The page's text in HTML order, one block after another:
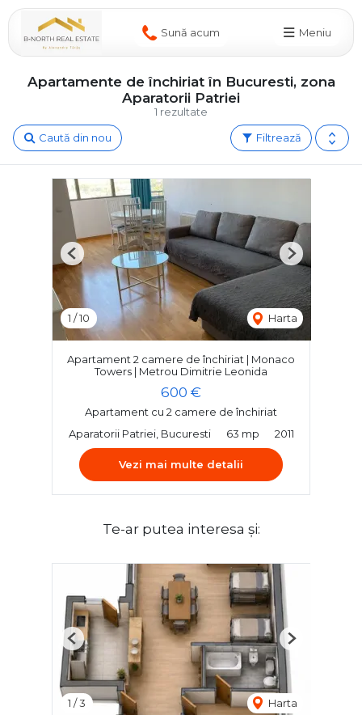
Sună acum Meniu
1 rezultate
Apartamente de închiriat în Bucuresti, zona
Aparatorii Patriei
Filtrează
Caută din nou
1 /10 Harta
Previous Next
Apartament 2 camere de închiriat | Monaco
Towers | Metrou Dimitrie Leonida
600 €
Apartament cu 2 camere de închiriat
Aparatorii Patriei, Bucuresti
63 mp 2011
Vezi mai multe detalii
Te-ar putea interesa și:
1 /3 Harta
Previous Next